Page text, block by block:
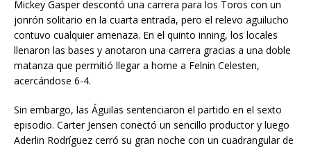
Mickey Gasper descontó una carrera para los Toros con un
jonrón solitario en la cuarta entrada, pero el relevo aguilucho
contuvo cualquier amenaza. En el quinto inning, los locales
llenaron las bases y anotaron una carrera gracias a una doble
matanza que permitió llegar a home a Felnin Celesten,
acercándose 6-4.
Sin embargo, las Águilas sentenciaron el partido en el sexto
episodio. Carter Jensen conectó un sencillo productor y luego
Aderlin Rodríguez cerró su gran noche con un cuadrangular de